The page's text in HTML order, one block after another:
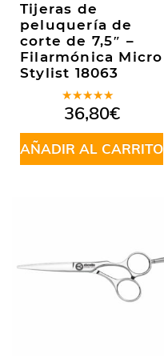
Tijeras de
peluquería de
corte de 7,5″ –
Filarmónica Micro
Stylist 18063
Valorado
en5.00de
5
36,80€
AÑADIR AL CARRITO